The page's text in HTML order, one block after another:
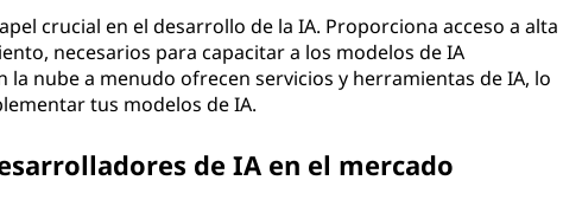
crucial en el desarrollo de la IA. Proporciona acceso a alta
necesarios para capacitar a los modelos de IA
la nube a menudo ofrecen servicios y herramientas de IA, lo
tus modelos de IA.
de IA en el mercado